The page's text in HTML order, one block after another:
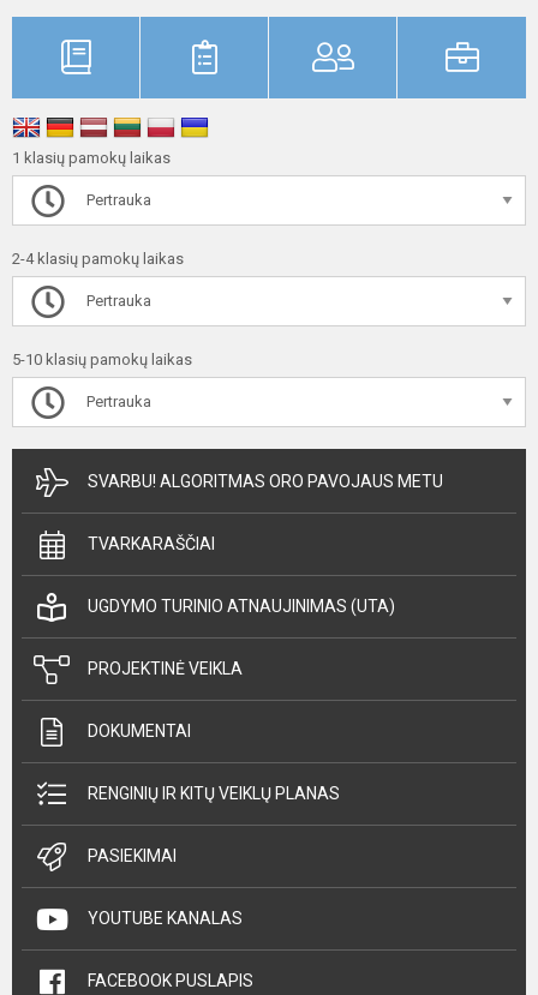
1 klasių pamokų laikas
Pertrauka
2-4 klasių pamokų laikas
Pertrauka
5-10 klasių pamokų laikas
Pertrauka
SVARBU! ALGORITMAS ORO PAVOJAUS METU
TVARKARAŠČIAI
UGDYMO TURINIO ATNAUJINIMAS (UTA)
PROJEKTINĖ VEIKLA
DOKUMENTAI
RENGINIŲ IR KITŲ VEIKLŲ PLANAS
PASIEKIMAI
YOUTUBE KANALAS
FACEBOOK PUSLAPIS